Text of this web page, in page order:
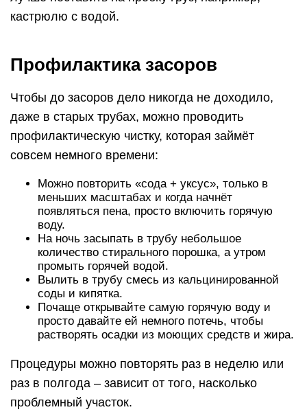
На ночь засыпать в трубу небольшое
Вылить в трубу смесь из кальцинированной
соды и кипятка.
просто давайте ей немного потечь, чтобы
растворять осадки из моющих средств и жира.
Процедуры можно повторять раз в неделю или
раз в полгода – зависит от того, насколько
проблемный участок.
Фильтры-ситечки на сливных отверстиях –
отличная возможность избежать частых засоров.
Обязательно их нужно установить на кухне и в
ванной. На раковине умывальника – желательно.
В летний период в раковины попадает больше
земли (моются овощи, обувь, детские босые
ножки), чтобы снизить риск образования
песчаных засоров, старайтесь не жалеть воду.
Земля будет хорошо смываться большим
количеством жидкости.